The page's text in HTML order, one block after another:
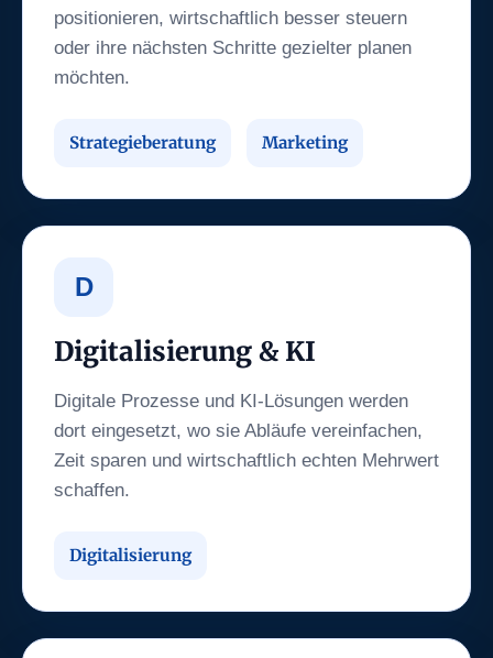
positionieren, wirtschaftlich besser steuern
oder ihre nächsten Schritte gezielter planen
möchten.
Strategieberatung Marketing
D
Digitalisierung & KI
Digitale Prozesse und KI-Lösungen werden
dort eingesetzt, wo sie Abläufe vereinfachen,
Zeit sparen und wirtschaftlich echten Mehrwert
schaffen.
Digitalisierung